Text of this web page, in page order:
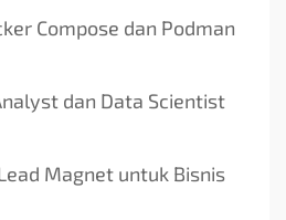
Compose dan Podman
dan Data Scientist
Magnet untuk Bisnis